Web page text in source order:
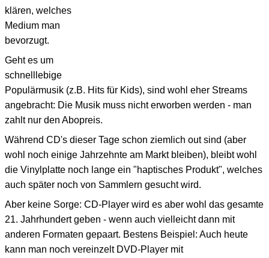
klären, welches
Medium man
bevorzugt.
Geht es um
schnelllebige
Populärmusik (z.B. Hits für Kids), sind wohl eher Streams
angebracht: Die Musik muss nicht erworben werden - man
zahlt nur den Abopreis.
Während CD's dieser Tage schon ziemlich out sind (aber
wohl noch einige Jahrzehnte am Markt bleiben), bleibt wohl
die Vinylplatte noch lange ein "haptisches Produkt", welches
auch später noch von Sammlern gesucht wird.
Aber keine Sorge: CD-Player wird es aber wohl das gesamte
21. Jahrhundert geben - wenn auch vielleicht dann mit
anderen Formaten gepaart. Bestens Beispiel: Auch heute
kann man noch vereinzelt DVD-Player mit